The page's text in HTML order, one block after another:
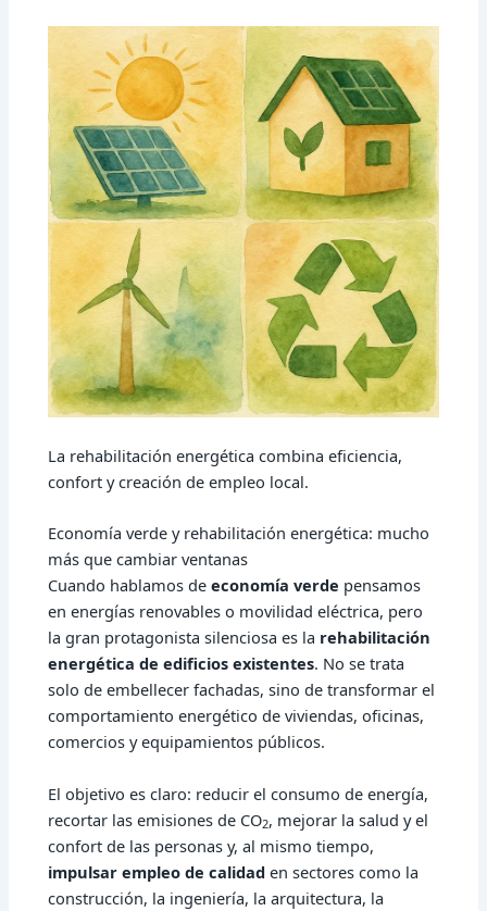
La rehabilitación energética combina eficiencia,
confort y creación de empleo local.
Economía verde y rehabilitación energética: mucho
más que cambiar ventanas
Cuando hablamos deeconomía verde pensamos
en energías renovables o movilidad eléctrica, pero
la gran protagonista silenciosa es la rehabilitación
energética de edificios existentes. No se trata
solo de embellecer fachadas, sino de transformar el
comportamiento energético de viviendas, oficinas,
comercios y equipamientos públicos.
El objetivo es claro: reducir el consumo de energía,
recortar las emisiones de CO2, mejorar la salud y el
confort de las personas y, al mismo tiempo,
impulsar empleo de calidad en sectores como la
construcción, la ingeniería, la arquitectura, la